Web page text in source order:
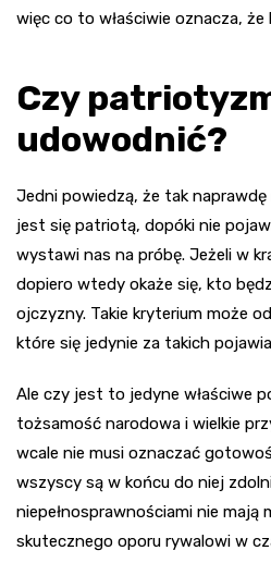
więc co to właściwie oznacza,
Czy
udowodnić?
Jedni powiedzą, że tak
jest się patriotą, dopóki nie
wystawi nas na próbę. Jeżeli w
dopiero wtedy okaże się, kto
ojczyzny. Takie kryterium może
które się jedynie za takich
Ale czy jest to jedyne właściwe
tożsamość narodowa i wielkie
wcale nie musi oznaczać
wszyscy są w końcu do niej
niepełnosprawnościami nie mają
skutecznego oporu rywalowi w